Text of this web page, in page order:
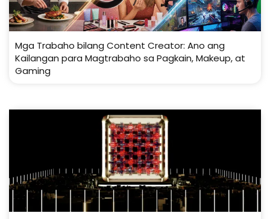
Mga Trabaho bilang Content Creator: Ano ang
Kailangan para Magtrabaho sa Pagkain, Makeup, at
Gaming